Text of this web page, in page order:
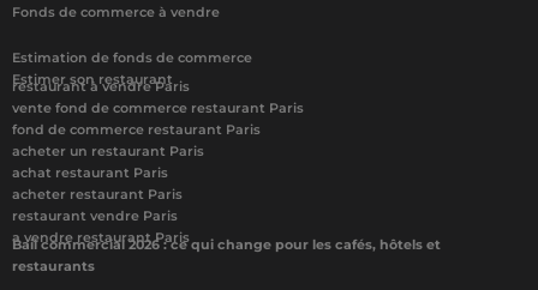
Fonds de commerce à vendre
Estimation de fonds de commerce
Estimer son restaurant
restaurant à vendre Paris
vente fond de commerce restaurant Paris
fond de commerce restaurant Paris
acheter un restaurant Paris
achat restaurant Paris
acheter restaurant Paris
restaurant vendre Paris
a vendre restaurant Paris
Bail commercial 2026 : ce qui change pour les cafés, hôtels et
restaurants